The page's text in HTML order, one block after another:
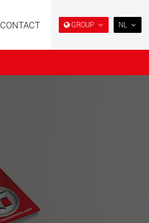
GROUP
elektrische voertuigen met
laadvermogens vanaf 5 t
www.morello.eu.com
NL
CONTACT